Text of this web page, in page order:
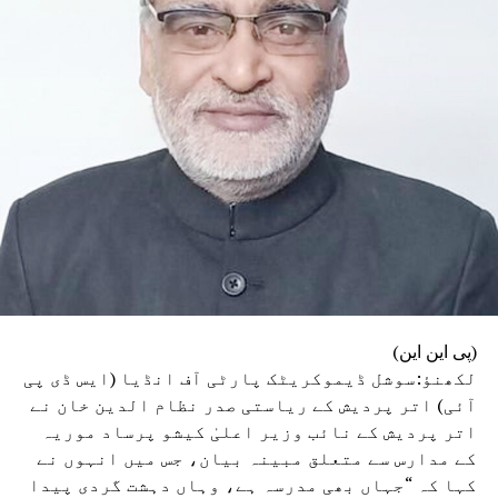
وزیراعلیٰ یوگی آدتیہ ناتھ نے بھی اس حادثے کا
نوٹس لیا ہے۔ انہوں نے حادثے پر گہرے رنج و غم کا
اظہار کرتے ہوئے جاں بحق افراد کے سوگوار اہل
خانہ سے تعزیت کی۔ وزیر اعلیٰ نے سینئر حکام کو
موقع پر پہنچ کر راحت و بچاؤ کے کام میں تیزی لانے
کی ہدایت دی ہے۔ انھوں نے زخمیوں کے مناسب علاج کو
یقینی بنانے اور جاں بحق افراد کے اہل خانہ سے
رابطہ کر کے انہیں ہر ممکن مدد فراہم کرنے کے بھی
احکامات صادر کیے ہیں۔
(پی این این)
لکھنؤ:سوشل ڈیموکریٹک پارٹی آف انڈیا (ایس ڈی پی
آئی) اتر پردیش کے ریاستی صدر نظام الدین خان نے
اتر پردیش کے نائب وزیر اعلیٰ کیشو پرساد موریہ
کے مدارس سے متعلق مبینہ بیان، جس میں انہوں نے
کہا کہ “جہاں بھی مدرسہ ہے، وہاں دہشت گردی پیدا